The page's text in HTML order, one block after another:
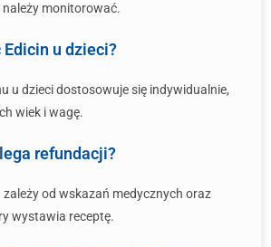
monitorować.
u dzieci?
u dzieci dostosowuje się indywidualnie,
wiek i wagę.
refundacji?
zależy od wskazań medycznych oraz
wystawia receptę.